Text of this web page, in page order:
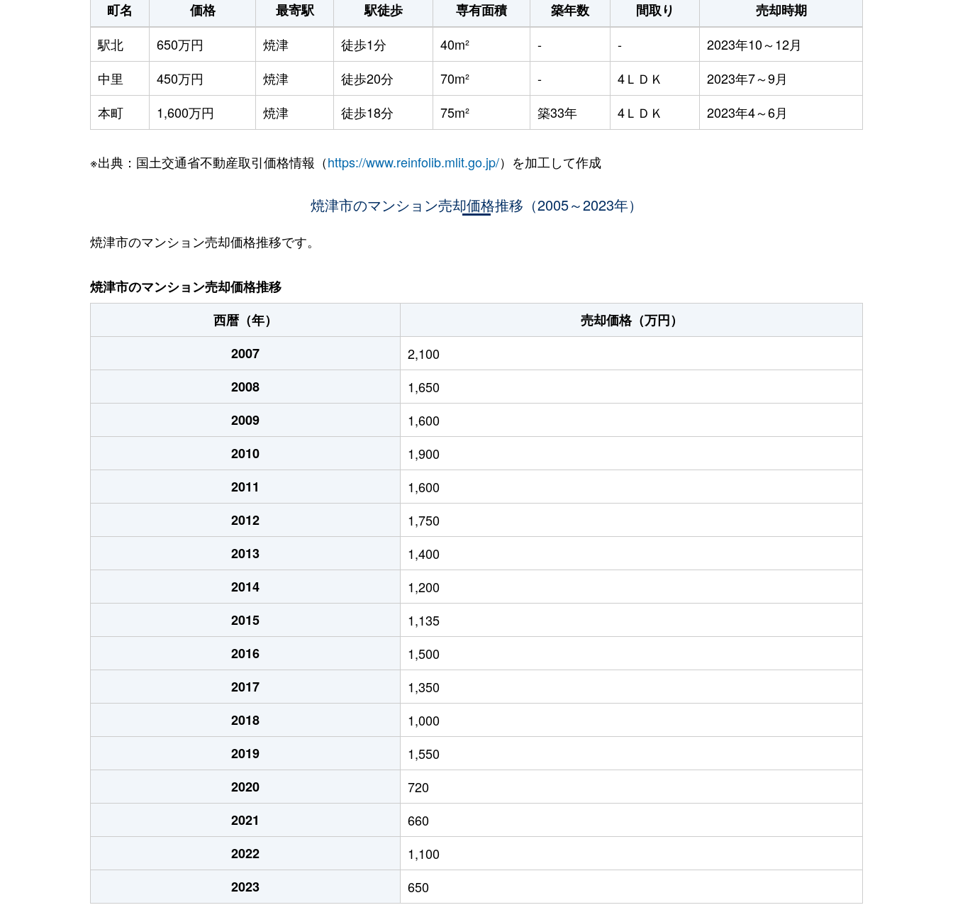
町名 価格 最寄駅 駅徒歩 専有面積 築年数 間取り
売却時期
駅北
650万円 焼津 徒歩1分 40m² - -
2023年10～12月
中里
450万円 焼津 徒歩20分 70m² - 4ＬＤＫ
2023年7～9月
本町
1,600万円 焼津 徒歩18分 75m² 築33年 4ＬＤＫ 2023年4～6月
※出典：国土交通省不動産取引価格情報（https://www.reinfolib.mlit.go.jp/）を加工して作成
焼津市のマンション売却価格推移（2005～2023年）
焼津市のマンション売却価格推移です。
焼津市のマンション売却価格推移
西暦（年）
売却価格（万円）
2007
2,100
2008
1,650
2009
1,600
2010
1,900
2011
1,600
2012
1,750
2013
1,400
2014
1,200
2015
1,135
2016
1,500
2017
1,350
2018
1,000
2019
1,550
2020
720
2021
660
2022
1,100
2023
650